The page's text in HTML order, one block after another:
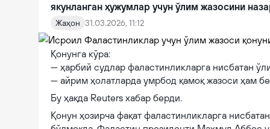
якунланган ҳужумлар учун ўлим жазосини
Жаҳон 31.03.2026, 11:12
Қонунга кўра:
— ҳарбий судлар фаластинликларга нисбатан
— айрим ҳолатларда умрбод қамоқ жазоси ҳам
Бу ҳақда Reuters хабар берди.
Қонун ҳозирча фақат фаластинликларга